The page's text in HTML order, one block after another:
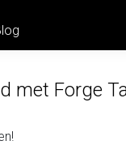
met Forge